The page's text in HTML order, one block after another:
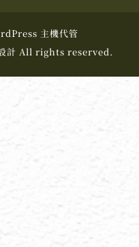
主機代管
計 All rights reserved.